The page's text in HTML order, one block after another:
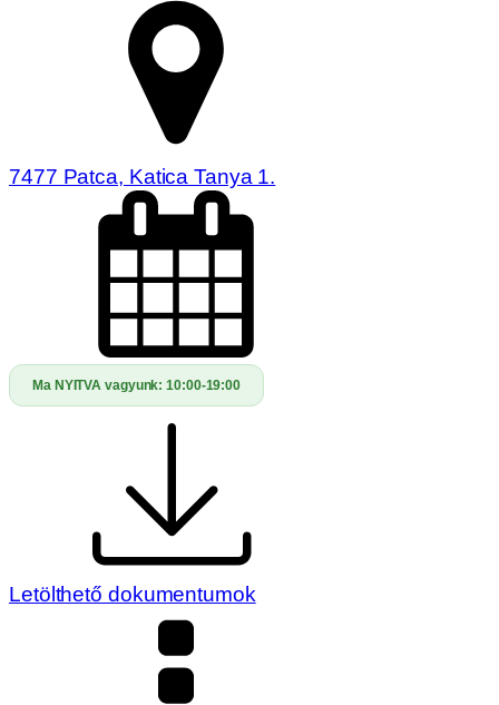
7477 Patca, Katica Tanya 1.
Ma NYITVA vagyunk:10:00-19:00
Letölthető dokumentumok